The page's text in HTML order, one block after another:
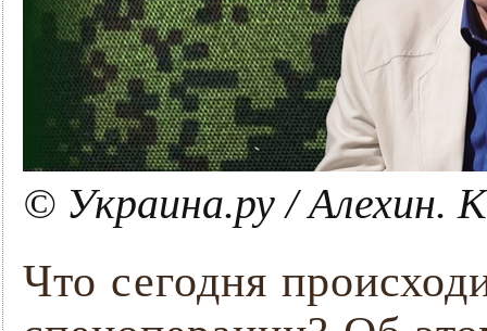
© Украина.ру / Алехин.
Что сегодня